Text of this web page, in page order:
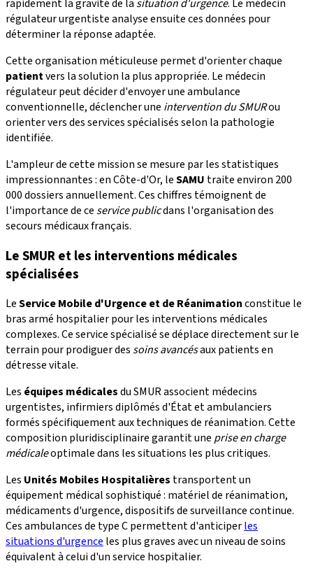
rapidement la gravité de la situation d'urgence. Le médecin
régulateur urgentiste analyse ensuite ces données pour
déterminer la réponse adaptée.
Cette organisation méticuleuse permet d'orienter chaque
patientvers la solution la plus appropriée. Le médecin
régulateur peut décider d'envoyer une ambulance
conventionnelle, déclencher une intervention du SMURou
orienter vers des services spécialisés selon la pathologie
identifiée.
L'ampleur de cette mission se mesure par les statistiques
impressionnantes : en Côte-d'Or, leSAMU traite environ 200
000 dossiers annuellement. Ces chiffres témoignent de
l'importance de ce service publicdans l'organisation des
secours médicaux français.
Le SMUR et les interventions médicales
spécialisées
LeService Mobile d'Urgence et de Réanimationconstitue le
bras armé hospitalier pour les interventions médicales
complexes. Ce service spécialisé se déplace directement sur le
terrain pour prodiguer des soins avancésaux patients en
détresse vitale.
Les équipes médicalesdu SMUR associent médecins
urgentistes, infirmiers diplômés d'État et ambulanciers
formés spécifiquement aux techniques de réanimation. Cette
composition pluridisciplinaire garantit une prise en charge
médicaleoptimale dans les situations les plus critiques.
Les Unités Mobiles Hospitalières transportent un
équipement médical sophistiqué : matériel de réanimation,
médicaments d'urgence, dispositifs de surveillance continue.
Ces ambulances de type C permettent d'anticiperles
situations d'urgence les plus graves avec un niveau de soins
équivalent à celui d'un service hospitalier.